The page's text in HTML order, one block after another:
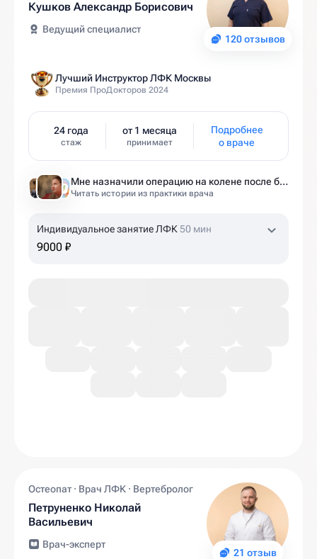
120 отзывов
Кушков Александр Борисович
Ведущий специалист
Лучший Инструктор ЛФК Москвы
Премия ПроДокторов 2024
24 года
стаж
от 1 месяца
принимает
Подробнее
о враче
Мне назначили операцию на колене после беременности. Оказалось — это было ошибкой
Читать истории из практики врача
Индивидуальное занятие ЛФК 50 мин
9000 ₽
21 отзыв
Остеопат · Врач ЛФК · Вертебролог
Петруненко Николай
Васильевич
Врач-эксперт